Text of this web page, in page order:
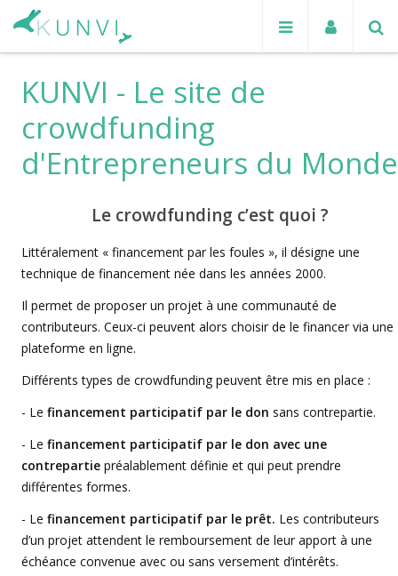
KUNVI - Le site de
crowdfunding
d'Entrepreneurs du Monde
Le crowdfunding c’est quoi ?
Littéralement « financement par les foules », il désigne une
technique de financement née dans les années 2000.
Il permet de proposer un projet à une communauté de
contributeurs. Ceux-ci peuvent alors choisir de le financer via une
plateforme en ligne.
Différents types de crowdfunding peuvent être mis en place :
- Le financement participatif par le don sans contrepartie.
- Le financement participatif par le don avec une
contrepartie préalablement définie et qui peut prendre
différentes formes.
- Le financement participatif par le prêt. Les contributeurs
d’un projet attendent le remboursement de leur apport à une
échéance convenue avec ou sans versement d’intérêts.